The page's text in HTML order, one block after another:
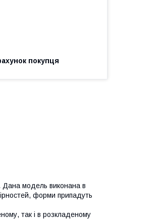
покупця
Дана модель виконана в
форми припадуть
так і в розкладеному